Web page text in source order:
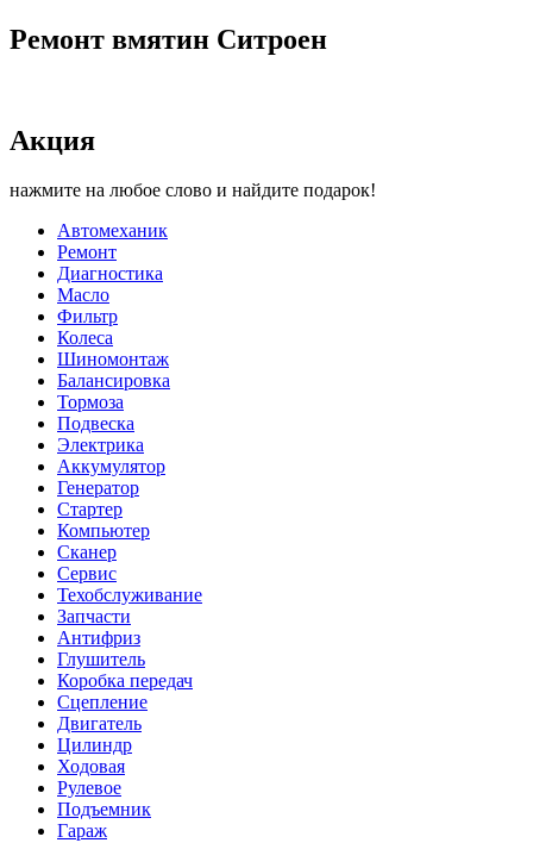
Ремонт вмятин Ситроен
Акция
нажмите на любое слово и найдите подарок!
Автомеханик
Ремонт
Диагностика
Масло
Фильтр
Колеса
Шиномонтаж
Балансировка
Тормоза
Подвеска
Электрика
Аккумулятор
Генератор
Стартер
Компьютер
Сканер
Сервис
Техобслуживание
Запчасти
Антифриз
Глушитель
Коробка передач
Сцепление
Двигатель
Цилиндр
Ходовая
Рулевое
Подъемник
Гараж